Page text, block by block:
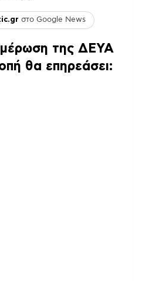
στο Google News
της ΔΕΥΑ
θα επηρεάσει: